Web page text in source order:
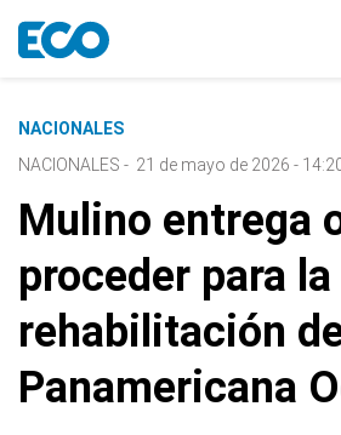
NACIONALES
NACIONALES - 21 de mayo de 2026 -
Mulino entrega
proceder para la
rehabilitación
Panamericana